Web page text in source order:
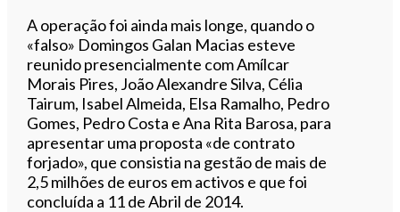
A operação foi ainda mais longe, quando o
«falso» Domingos Galan Macias esteve
reunido presencialmente com Amílcar
Morais Pires, João Alexandre Silva, Célia
Tairum, Isabel Almeida, Elsa Ramalho, Pedro
Gomes, Pedro Costa e Ana Rita Barosa, para
apresentar uma proposta «de contrato
forjado», que consistia na gestão de mais de
2,5 milhões de euros em activos e que foi
concluída a 11 de Abril de 2014.